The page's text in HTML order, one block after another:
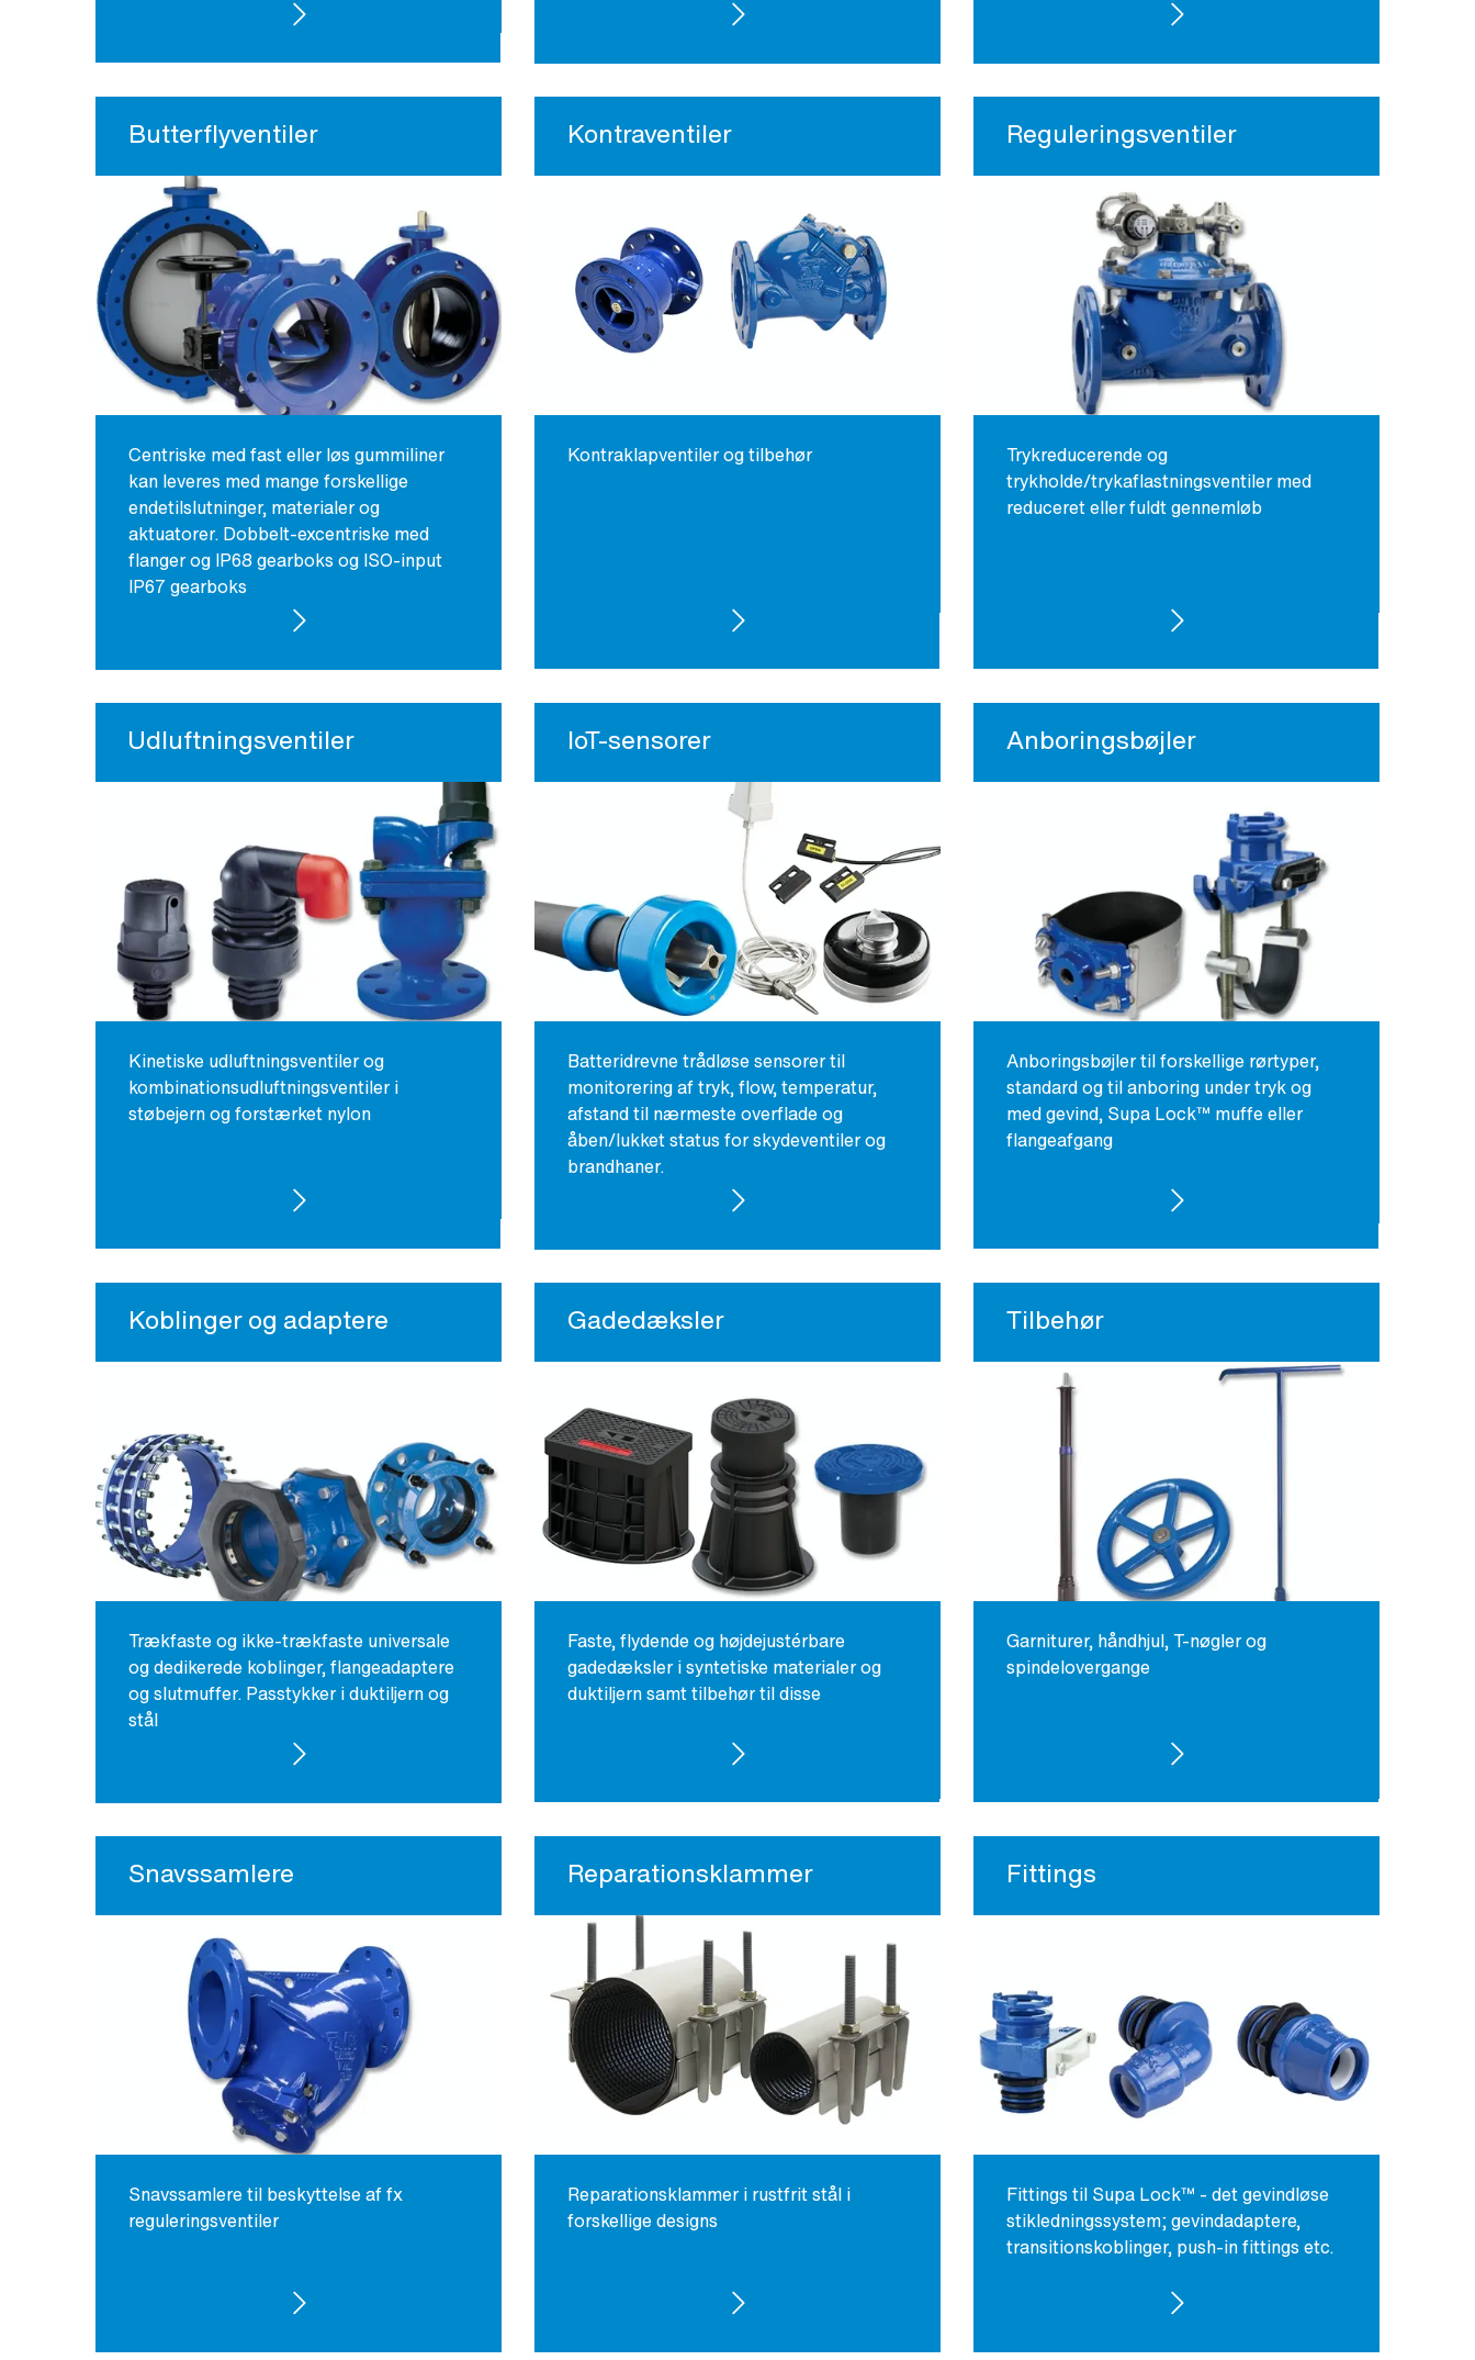
SE PRODUKTER SE PRODUKTER SE PRODUKTER
Butterflyventiler
Centriske med fast eller løs gummiliner
kan leveres med mange forskellige
endetilslutninger, materialer og
aktuatorer. Dobbelt-excentriske med
flanger og IP68 gearboks og ISO-input
IP67 gearboks
SE PRODUKTER
Kontraventiler
Kontraklapventiler og tilbehør
SE PRODUKTER
Reguleringsventiler
Trykreducerende og
trykholde/trykaflastningsventiler med
reduceret eller fuldt gennemløb
SE PRODUKTER
Udluftningsventiler
Kinetiske udluftningsventiler og
kombinationsudluftningsventiler i
støbejern og forstærket nylon
SE PRODUKTER
IoT-sensorer
Batteridrevne trådløse sensorer til
monitorering af tryk, flow, temperatur,
afstand til nærmeste overflade og
åben/lukket status for skydeventiler og
brandhaner.
SE PRODUKTER
Anboringsbøjler
Anboringsbøjler til forskellige rørtyper,
standard og til anboring under tryk og
med gevind, Supa Lock™ muffe eller
flangeafgang
SE PRODUKTER
Koblinger og adaptere
Trækfaste og ikke-trækfaste universale
og dedikerede koblinger, flangeadaptere
og slutmuffer. Passtykker i duktiljern og
stål
SE PRODUKTER
Gadedæksler
Faste, flydende og højdejustérbare
gadedæksler i syntetiske materialer og
duktiljern samt tilbehør til disse
SE PRODUKTER
Tilbehør
Garniturer, håndhjul, T-nøgler og
spindelovergange
SE PRODUKTER
Snavssamlere
Snavssamlere til beskyttelse af fx
reguleringsventiler
SE PRODUKTER
Reparationsklammer
Reparationsklammer i rustfrit stål i
forskellige designs
SE PRODUKTER
Fittings
Fittings til Supa Lock™ - det gevindløse
stikledningssystem; gevindadaptere,
transitionskoblinger, push-in fittings etc.
SE PRODUKTER